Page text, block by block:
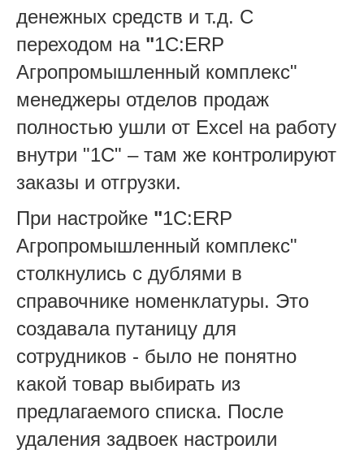
денежных средств и т.д. С
переходом на "1С:ERP
Агропромышленный комплекс"
менеджеры отделов продаж
полностью ушли от Excel на работу
внутри "1С" – там же контролируют
заказы и отгрузки.
При настройке "1С:ERP
Агропромышленный комплекс"
столкнулись с дублями в
справочнике номенклатуры. Это
создавала путаницу для
сотрудников - было не понятно
какой товар выбирать из
предлагаемого списка. После
удаления задвоек настроили